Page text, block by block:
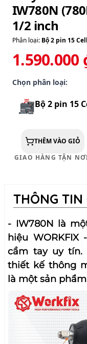
THÔNG TIN
cầm tay uy tín.
là một sản
SỬ